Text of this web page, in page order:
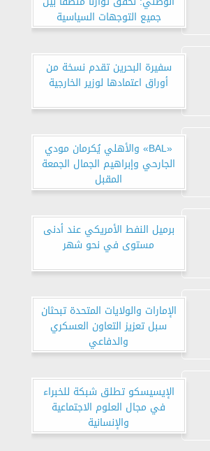
جميع التوجهات السياسية
المختلفة
سفيرة البحرين تقدم نسخة من
أوراق اعتمادها لوزير الخارجية
«BAL» والأهلي يُكرمان مودي
الجارحي وإبراهيم الجمال الجمعة
المقبل
برميل النفط الأمريكي عند أدنى
مستوى في نحو شهر
الإمارات والولايات المتحدة تبحثان
سبل تعزيز التعاون العسكري
والدفاعي
الإيسيسكو تطلق شبكة للخبراء
في مجال العلوم الاجتماعية
والإنسانية